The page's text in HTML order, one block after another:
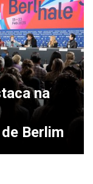
na
Berlim